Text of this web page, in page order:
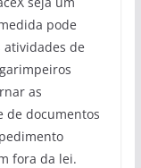
pode
atividades de
as
de documentos
fora da lei.